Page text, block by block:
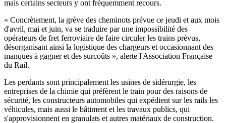
mais certains secteurs y ont fréquemment recours.
« Concrètement, la grève des cheminots prévue ce jeudi et aux mois
d'avril, mai et juin, va se traduire par une impossibilité des
opérateurs de fret ferroviaire de faire circuler les trains prévus,
désorganisant ainsi la logistique des chargeurs et occasionnant des
manques à gagner et des surcoûts », alerte l'Association Française
du Rail.
Les perdants sont principalement les usines de sidérurgie, les
entreprises de la chimie qui préfèrent le train pour des raisons de
sécurité, les constructeurs automobiles qui expédient sur les rails les
véhicules, mais aussi le bâtiment et les travaux publics, qui
s'approvisionnent en granulats et autres matériaux de construction.